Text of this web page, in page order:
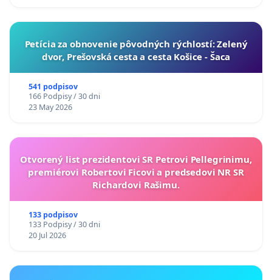
​Petícia za obnovenie pôvodných rýchlostí: Zelený
dvor, Prešovská cesta a cesta Košice - Šaca
541 podpisov
166 Podpisy / 30 dni
23 May 2026
Otvorený list prezidentovi SR Petrovi Pellegrinimu,
premiérovi Robertovi Ficovi a predsedovi NR SR
Richardovi Rašimu.
133 podpisov
133 Podpisy / 30 dni
20 Jul 2026